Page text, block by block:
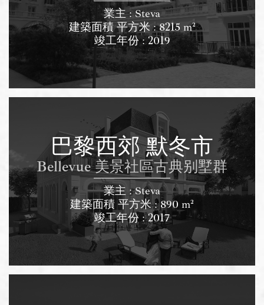
業主 : Steva
建築面積 平方米 : 8215 m²
竣工年份 : 2019
巴黎西郊 默冬市
Bellevue 美景社區古典别墅群
業主 : Steva
建築面積 平方米 : 890 m²
竣工年份 : 2017